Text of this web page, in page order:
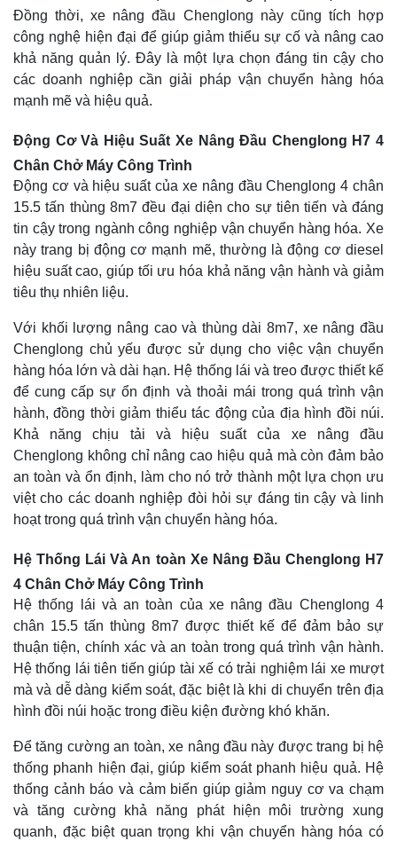
Đồng thời, xe nâng đầu Chenglong này cũng tích hợp
công nghệ hiện đại để giúp giảm thiểu sự cố và nâng cao
khả năng quản lý. Đây là một lựa chọn đáng tin cậy cho
các doanh nghiệp cần giải pháp vận chuyển hàng hóa
mạnh mẽ và hiệu quả.
Động Cơ Và Hiệu Suất Xe Nâng Đầu Chenglong H7 4
Chân Chở Máy Công Trình
Động cơ và hiệu suất của xe nâng đầu Chenglong 4 chân
15.5 tấn thùng 8m7 đều đại diện cho sự tiên tiến và đáng
tin cậy trong ngành công nghiệp vận chuyển hàng hóa. Xe
này trang bị động cơ mạnh mẽ, thường là động cơ diesel
hiệu suất cao, giúp tối ưu hóa khả năng vận hành và giảm
tiêu thụ nhiên liệu.
Với khối lượng nâng cao và thùng dài 8m7, xe nâng đầu
Chenglong chủ yếu được sử dụng cho việc vận chuyển
hàng hóa lớn và dài hạn. Hệ thống lái và treo được thiết kế
để cung cấp sự ổn định và thoải mái trong quá trình vận
hành, đồng thời giảm thiểu tác động của địa hình đồi núi.
Khả năng chịu tải và hiệu suất của xe nâng đầu
Chenglong không chỉ nâng cao hiệu quả mà còn đảm bảo
an toàn và ổn định, làm cho nó trở thành một lựa chọn ưu
việt cho các doanh nghiệp đòi hỏi sự đáng tin cậy và linh
hoạt trong quá trình vận chuyển hàng hóa.
Hệ Thống Lái Và An toàn Xe Nâng Đầu Chenglong H7
4 Chân Chở Máy Công Trình
Hệ thống lái và an toàn của xe nâng đầu Chenglong 4
chân 15.5 tấn thùng 8m7 được thiết kế để đảm bảo sự
thuận tiện, chính xác và an toàn trong quá trình vận hành.
Hệ thống lái tiên tiến giúp tài xế có trải nghiệm lái xe mượt
mà và dễ dàng kiểm soát, đặc biệt là khi di chuyển trên địa
hình đồi núi hoặc trong điều kiện đường khó khăn.
Để tăng cường an toàn, xe nâng đầu này được trang bị hệ
thống phanh hiện đại, giúp kiểm soát phanh hiệu quả. Hệ
thống cảnh báo và cảm biến giúp giảm nguy cơ va chạm
và tăng cường khả năng phát hiện môi trường xung
quanh, đặc biệt quan trọng khi vận chuyển hàng hóa có